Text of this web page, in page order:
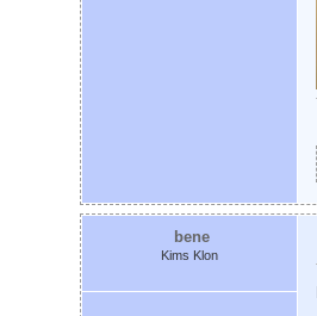
bene
Kims Klon